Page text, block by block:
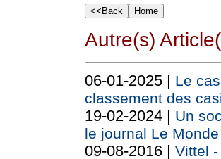
Autre(s)
06-01-2025 | Le
classement des
19-02-2024 | Un
le journal Le Monde
09-08-2016 | Vittel